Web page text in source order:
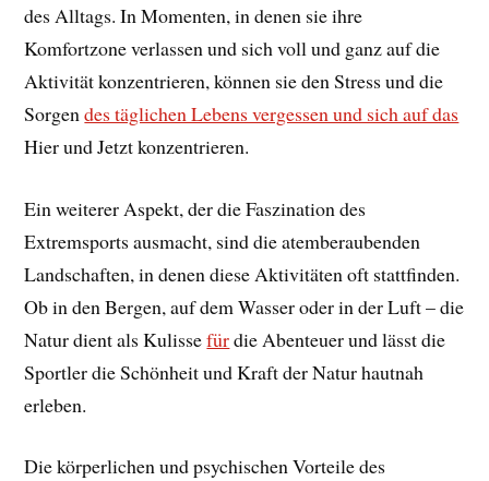
des Alltags. In Momenten, in denen sie ihre
Komfortzone verlassen und sich voll und ganz auf die
Aktivität konzentrieren, können sie den Stress und die
Sorgendes täglichen Lebens vergessen und sich auf das
Hier und Jetzt konzentrieren.
Ein weiterer Aspekt, der die Faszination des
Extremsports ausmacht, sind die atemberaubenden
Landschaften, in denen diese Aktivitäten oft stattfinden.
Ob in den Bergen, auf dem Wasser oder in der Luft – die
Natur dient als Kulissefürdie Abenteuer und lässt die
Sportler die Schönheit und Kraft der Natur hautnah
erleben.
Die körperlichen und psychischen Vorteile des